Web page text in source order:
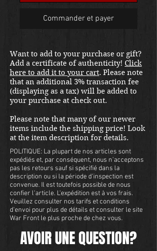
Commander et payer
Want to add to your purchase or gift?
Add a certificate of authenticity! Click
here to add it to your cart. Please note
that an additional 3% transaction fee
(displaying as a tax) will be added to
your purchase at check out.
Please note that many of our newer
items include the shipping price! Look
at the item description for details.
POLITIQUE: La plupart de nos articles sont
expédiés et, par conséquent, nous n'acceptons
pas les retours sauf si spécifié dans la
description ou si la période d'inspection est
convenue. Il est toutefois possible de nous
confier l'article. L'expédition est à vos frais.
Veuillez consulter nos tarifs et conditions
d'envoi pour plus de détails et consulter le site
War Front le plus proche de chez vous.
AVOIR UNE QUESTION?